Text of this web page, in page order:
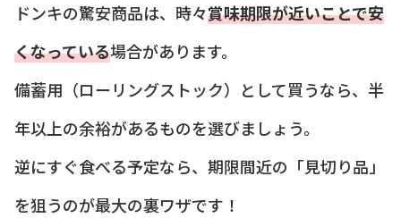
ドンキの驚安商品は、時々賞味期限が近いことで安
くなっている場合があります。
備蓄用（ローリングストック）として買うなら、半
年以上の余裕があるものを選びましょう。
逆にすぐ食べる予定なら、期限間近の「見切り品」
を狙うのが最大の裏ワザです！